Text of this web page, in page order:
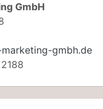
GmbH
marketing-gmbh.de